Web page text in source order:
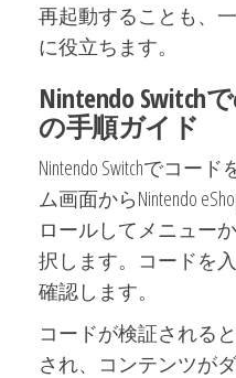
再起動することも、
に役立ちます。
Nintendo Switch
の手順ガイド
Nintendo Switchでコー
ム画面からNintendo
ロールしてメニュー
択します。コードを
確認します。
コードが検証される
され、コンテンツが